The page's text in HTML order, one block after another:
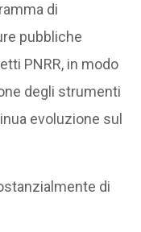
di
pubbliche
PNRR, in modo
degli strumenti
evoluzione sul
di